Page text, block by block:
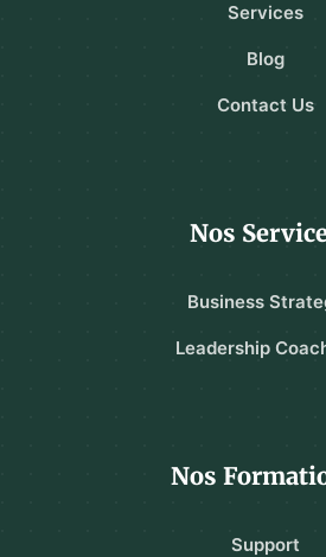
Services
Blog
Contact Us
Nos
Business
Leadership
Nos
Support